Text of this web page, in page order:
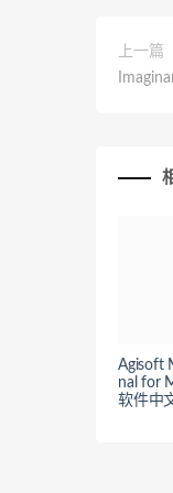
上一篇
Agisoft
nal for
软件中